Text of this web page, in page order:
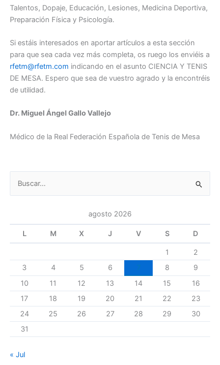
Talentos, Dopaje, Educación, Lesiones, Medicina Deportiva,
Preparación Física y Psicología.
Si estáis interesados en aportar artículos a esta sección
para que sea cada vez más completa, os ruego los enviéis a
rfetm@rfetm.com indicando en el asunto CIENCIA Y TENIS
DE MESA. Espero que sea de vuestro agrado y la encontréis
de utilidad.
Dr. Miguel Ángel Gallo Vallejo
Médico de la Real Federación Española de Tenis de Mesa
agosto 2026
L M X J V S D
1
2
3
4 5 6 8
9
10
11 12 13 14 15
16
17
18 19 20 21 22
23
24
25 26 27 28 29
30
31
« Jul